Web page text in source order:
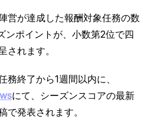
営が達成した報酬対象任務の数
ンポイントが、小数第2位で四
されます。
終了から1週間以内に、
にて、シーズンスコアの最新
で発表されます。